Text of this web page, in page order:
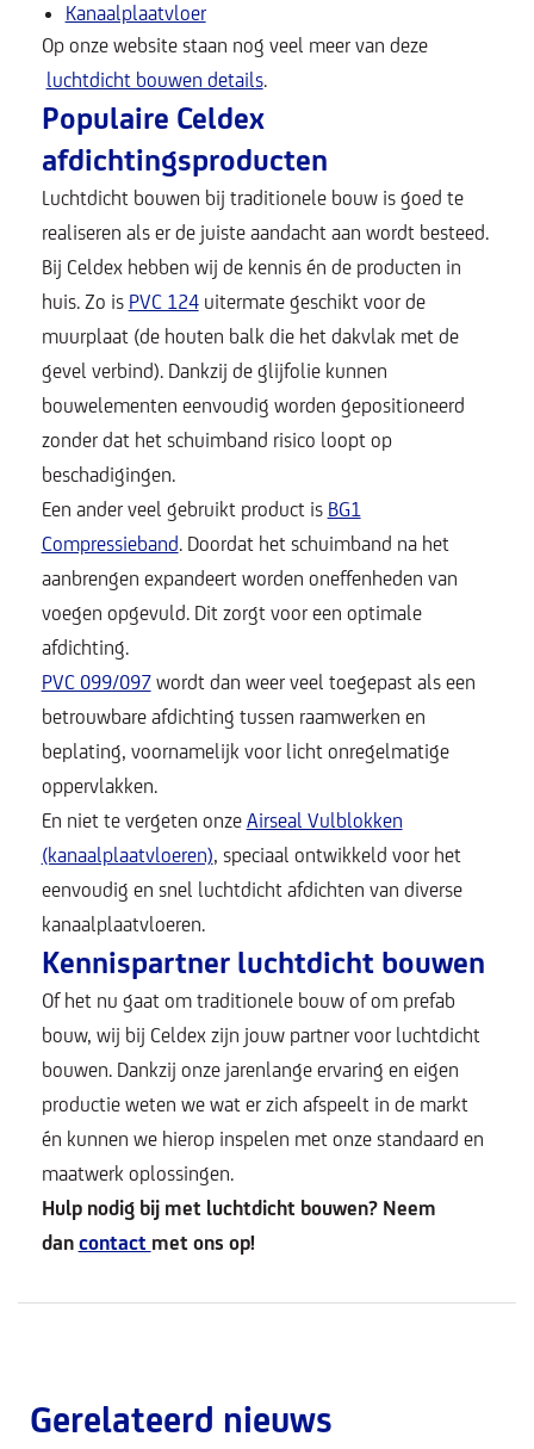
Kanaalplaatvloer
Op onze website staan nog veel meer van deze
luchtdicht bouwen details.
Populaire Celdex
afdichtingsproducten
Luchtdicht bouwen bij traditionele bouw is goed te
realiseren als er de juiste aandacht aan wordt besteed.
Bij Celdex hebben wij de kennis én de producten in
huis. Zo is PVC 124uitermate geschikt voor de
muurplaat (de houten balk die het dakvlak met de
gevel verbind). Dankzij de glijfolie kunnen
bouwelementen eenvoudig worden gepositioneerd
zonder dat het schuimband risico loopt op
beschadigingen.
Een ander veel gebruikt product is BG1
Compressieband. Doordat het schuimband na het
aanbrengen expandeert worden oneffenheden van
voegen opgevuld. Dit zorgt voor een optimale
afdichting.
PVC 099/097wordt dan weer veel toegepast als een
betrouwbare afdichting tussen raamwerken en
beplating, voornamelijk voor licht onregelmatige
oppervlakken.
En niet te vergeten onze Airseal Vulblokken
(kanaalplaatvloeren), speciaal ontwikkeld voor het
eenvoudig en snel luchtdicht afdichten van diverse
kanaalplaatvloeren.
Kennispartner luchtdicht bouwen
Of het nu gaat om traditionele bouw of om prefab
bouw, wij bij Celdex zijn jouw partner voor luchtdicht
bouwen. Dankzij onze jarenlange ervaring en eigen
productie weten we wat er zich afspeelt in de markt
én kunnen we hierop inspelen met onze standaard en
maatwerk oplossingen.
Hulp nodig bij met luchtdicht bouwen? Neem
dan contact met ons op!
Gerelateerd nieuws